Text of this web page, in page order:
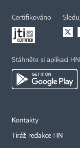
Certifikováno
Stáhněte si aplikaci HN
Kontakty
Tiráž redakce HN